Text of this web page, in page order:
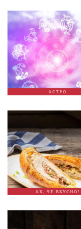
АСТРО
АХ, ЧЕ ВКУСНО!